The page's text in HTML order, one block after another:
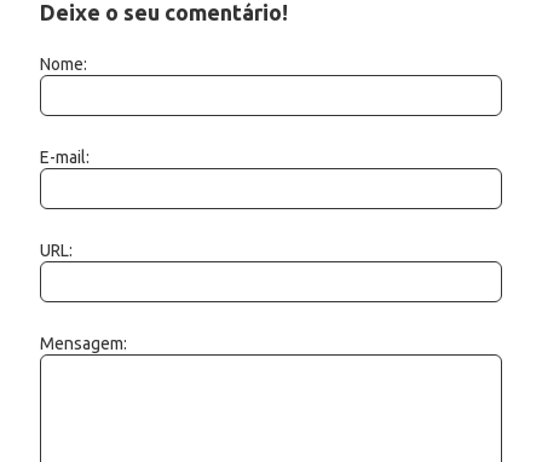
Deixe o seu comentário!
Nome:
E-mail:
URL:
Mensagem: